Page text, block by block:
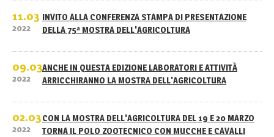
11.03
2022
INVITO ALLA CONFERENZA STAMPA DI PRESENTAZIONE
DELLA 75ª MOSTRA DELL'AGRICOLTURA
09.03
2022
ANCHE IN QUESTA EDIZIONE LABORATORI E ATTIVITÀ
ARRICCHIRANNO LA MOSTRA DELL'AGRICOLTURA
02.03
2022
CON LA MOSTRA DELL'AGRICOLTURA DEL 19 E 20 MARZO
TORNA IL POLO ZOOTECNICO CON MUCCHE E CAVALLI